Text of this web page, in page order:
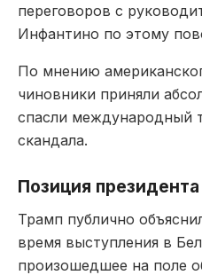
переговоров с
Инфантино по этому
По мнению
чиновники приняли
спасли международный
скандала.
Позиция президента
Трамп публично
время выступления в
произошедшее на поле